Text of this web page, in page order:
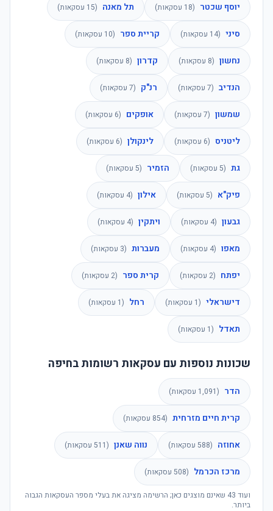
יוסף שכטר (
18 עסקאות) תל מאנה (
15 עסקאות)
סיני (
14 עסקאות) קריית ספר (
10 עסקאות)
נחשון (
8 עסקאות) קדרון (
8 עסקאות)
הנדיב (
7 עסקאות) רנ"ק (
7 עסקאות)
שמשון (
7 עסקאות) אופקים (
6 עסקאות)
ליטניס (
6 עסקאות) לינקולן (
6 עסקאות)
גת (
5 עסקאות) הזמיר (
5 עסקאות)
פיק"א (
5 עסקאות) אילון (
4 עסקאות)
גבעון (
4 עסקאות) ויתקין (
4 עסקאות)
מאפו (
4 עסקאות) מעברות (
3 עסקאות)
יפתח (
2 עסקאות) קרית ספר (
2 עסקאות)
דישראלי (
1 עסקאות) רחל (
1 עסקאות)
תאדל (
1 עסקאות)
שכונות נוספות עם עסקאות רשומות בחיפה
הדר (
1,091 עסקאות)
קרית חיים מזרחית (
854 עסקאות)
אחוזה (
588 עסקאות) נווה שאנן (
511 עסקאות)
מרכז הכרמל (
508 עסקאות)
ועוד 43 שאינם מוצגים כאן; הרשימה מציגה את בעלי מספר העסקאות הגבוה
ביותר.